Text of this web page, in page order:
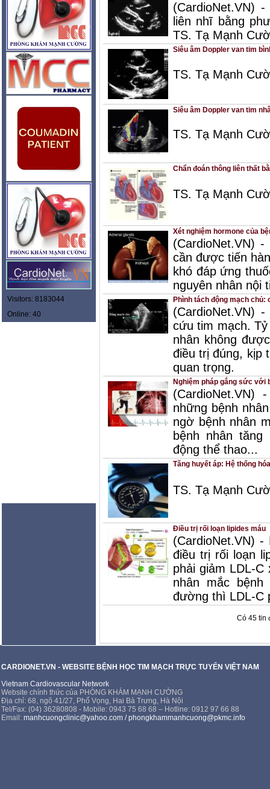
Visitors: 8183044
Online: 40
(CardioNet.VN)
liên nhĩ bằng
TS. Tạ Mạnh
Siêu âm Doppler van tim
TS. Tạ Mạnh
Siêu âm Doppler van tim
TS. Tạ Mạnh
Chẩn đoán thông liên thất
TS. Tạ Mạnh
Xét nghiệm hormone của
(CardioNet.VN)
cần được tiến
khó đáp ứng
nguyên nhân nội
Phình tách động mạch chủ:
(CardioNet.VN)
cứu tim mạch.
nhân không
điều trị đúng, kịp
quan trọng.
Nghiệm pháp gắng sức với
(CardioNet.VN)
những bệnh
ngờ bệnh nhân
bệnh nhân
động thể thao...
Tăng huyết áp: Hệ thống
TS. Tạ Mạnh
Điều trị rối loạn lipides máu
(CardioNet.VN)
điều trị rối loạn
phải giảm LDL-
nhân mắc
đường thì LDL-C
Có 45 tin
CARDIONET.VN - WEBSITE BỆNH HỌC TIM MẠCH TRỰC TUYẾN VIỆT NAM
Vietnam Cardiovascular Network
Website chính thức của PHÒNG KHÁM MẠNH CƯỜNG
Địa chỉ: 68, ngõ 41/27, Phố Vọng, Hai Bà Trưng, Hà Nội
Tel/Fax: (04) 36280808 - Mobile: 0943 75 68 68 – Hotline: 0912 97 66 88
Email:manhcuongclinic@yahoo.com /phongkhammanhcuong@pkmc.info